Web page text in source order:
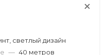
светлый дизайн
— 40 метров